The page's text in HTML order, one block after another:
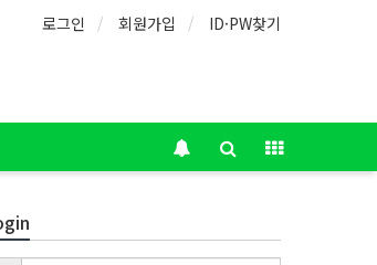
로그인 회원가입 ID·PW찾기